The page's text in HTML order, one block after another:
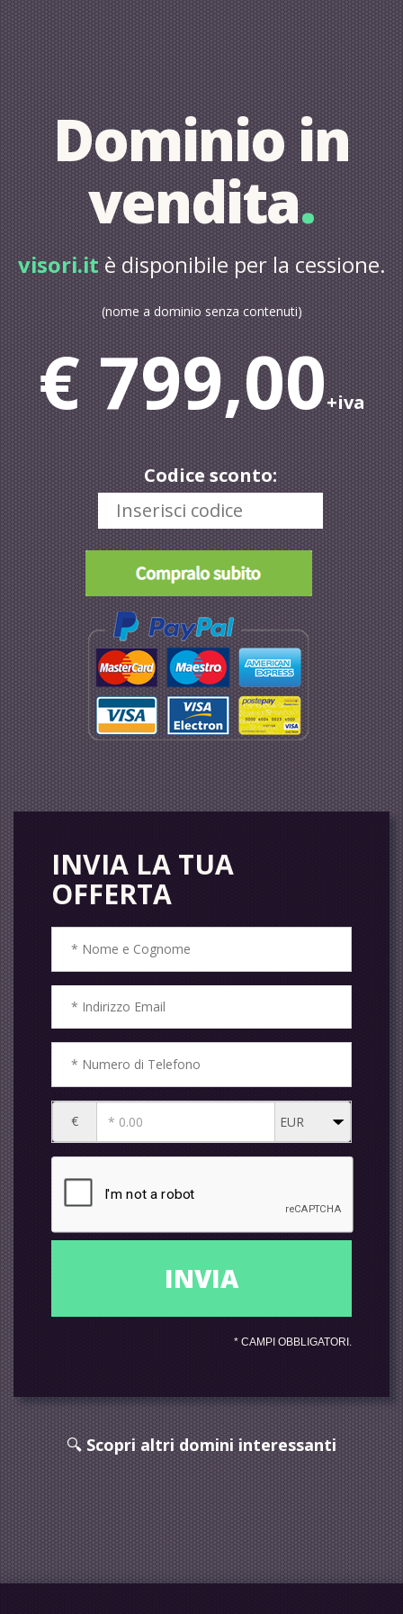
Dominio in
vendita.
visori.itè disponibile per la cessione.
(nome a dominio senza contenuti)
€ 799,00+iva
Codice sconto:
INVIA LA TUA
OFFERTA
€
* CAMPI OBBLIGATORI.
🔍Scopri altri domini interessanti